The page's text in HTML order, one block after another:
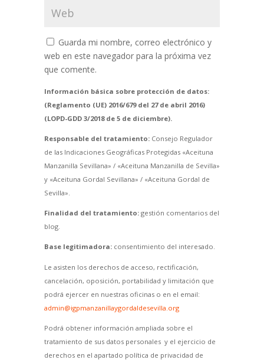
Guarda mi nombre, correo electrónico y
web en este navegador para la próxima vez
que comente.
Información básica sobre protección de datos:
(Reglamento (UE) 2016/679 del 27 de abril 2016)
(LOPD-GDD 3/2018 de 5 de diciembre).
Responsable del tratamiento:Consejo Regulador
de las Indicaciones Geográficas Protegidas «Aceituna
Manzanilla Sevillana» / «Aceituna Manzanilla de Sevilla»
y «Aceituna Gordal Sevillana» / «Aceituna Gordal de
Sevilla».
Finalidad del tratamiento:gestión comentarios del
blog.
Base legitimadora:consentimiento del interesado.
Le asisten los derechos de acceso, rectificación,
cancelación, oposición, portabilidad y limitación que
podrá ejercer en nuestras oficinas o en el email:
admin@igpmanzanillaygordaldesevilla.org
Podrá obtener información ampliada sobre el
tratamiento de sus datos personales y el ejercicio de
derechos en el apartado política de privacidad de